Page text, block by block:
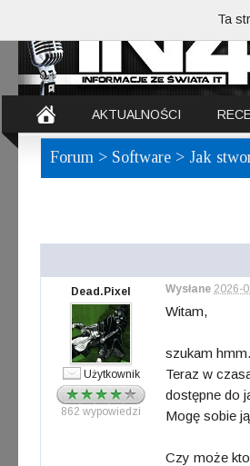
AKTUALNOŚCI
Forum > Software > Jak
Dead.Pixel
Użytkownik
862 wypowiedzi
Wysłane 2026-
Witam,
szukam
Teraz w
dostępne do
Mogę sobie
Czy może
Ta